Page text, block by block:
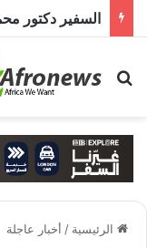
بحث عن
الرئيسية / أخبار عاجلة